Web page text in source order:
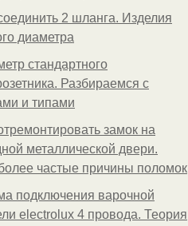
2 шланга. Изделия
диаметра
стандартного
Разбираемся с
и типами
замок на
металлической двери.
частые причины поломок
подключения варочной
electrolux 4 провода. Теория